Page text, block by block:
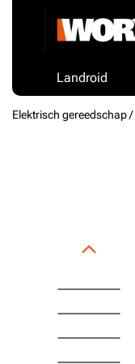
Landroid
Elektrisch gereedschap /